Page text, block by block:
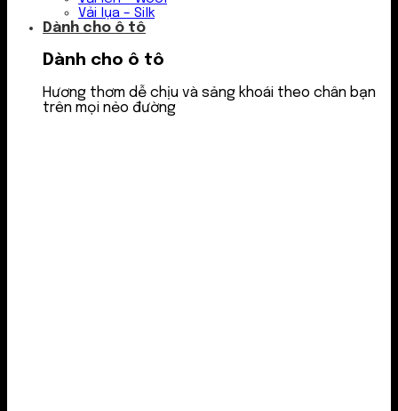
Vải lụa – Silk
Dành cho ô tô
Dành cho ô tô
Hương thơm dễ chịu và sảng khoái theo chân bạn
trên mọi nẻo đường